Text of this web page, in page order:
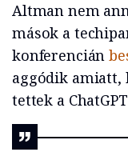
Altman nem
mások a
konferencián
aggódik amiatt,
tettek a